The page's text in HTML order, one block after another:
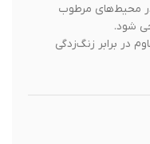
مرطوب
مقاوم در برابر زنگ‌زدگی